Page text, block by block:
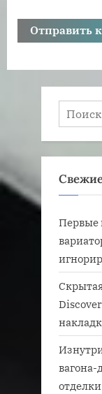
Найти:
Первые
вагона-
отделки